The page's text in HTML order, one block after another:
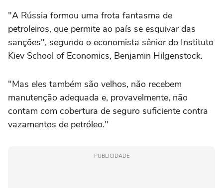
"A Rússia formou uma frota fantasma de
petroleiros, que permite ao país se esquivar das
sanções", segundo o economista sênior do Instituto
Kiev School of Economics, Benjamin Hilgenstock.
"Mas eles também são velhos, não recebem
manutenção adequada e, provavelmente, não
contam com cobertura de seguro suficiente contra
vazamentos de petróleo."
PUBLICIDADE